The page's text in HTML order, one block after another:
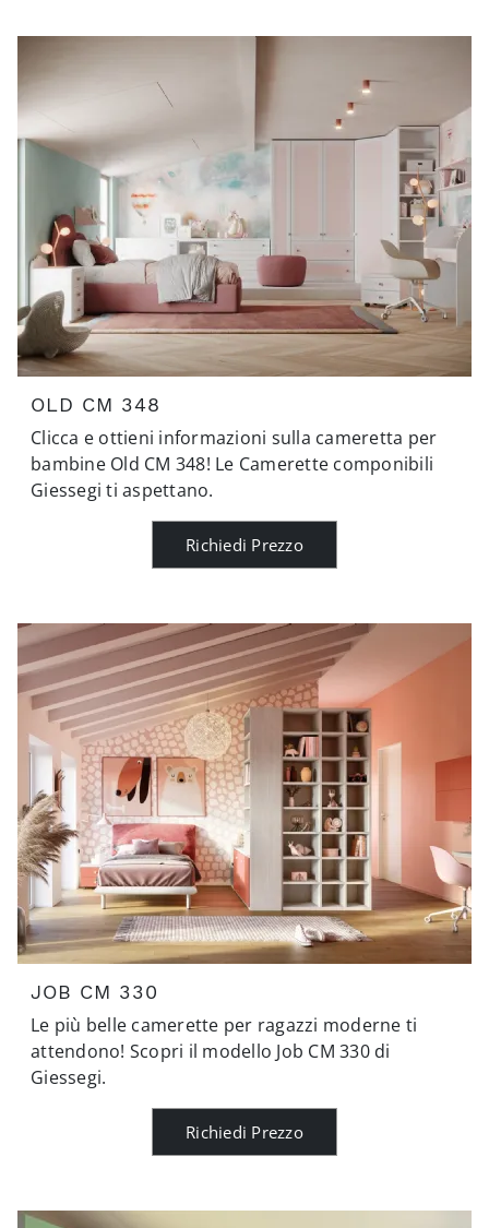
OLD CM 348
Clicca e ottieni informazioni sulla cameretta per
bambine Old CM 348! Le Camerette componibili
Giessegi ti aspettano.
Richiedi Prezzo
JOB CM 330
Le più belle camerette per ragazzi moderne ti
attendono! Scopri il modello Job CM 330 di
Giessegi.
Richiedi Prezzo